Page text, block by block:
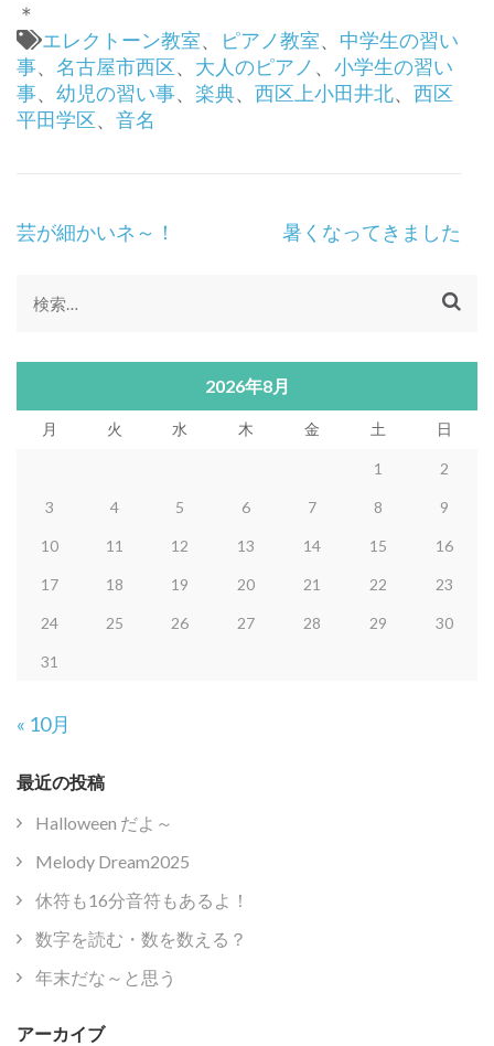
＊
エレクトーン教室、 ピアノ教室、 中学生の習い
事、 名古屋市西区、 大人のピアノ 、 小学生の習い
事、 幼児の習い事、 楽典、 西区上小田井北、 西区
平田学区、 音名
投
ビ
ー
ョ
ン
芸が細かいネ～！ 暑くなってきました
検
2026年8月
月 火 水 木 金 土 日
1 2
3 4 5 6 7 8 9
10 11 12 13 14 15 16
17 18 19 20 21 22 23
24 25 26 27 28 29 30
31
« 10月
最近の投稿
Halloween だよ～
Melody Dream2025
休符も16分音符もあるよ！
数字を読む・数を数える？
年末だな～と思う
アーカイブ